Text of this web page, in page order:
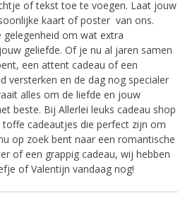
of tekst toe te voegen. Laat jouw
kaart of poster van ons.
gelegenheid om wat extra
geliefde. Of je nu al jaren samen
een attent cadeau of een
versterken en de dag nog specialer
alles om de liefde en jouw
beste. Bij Allerlei leuks cadeau shop
toffe cadeautjes die perfect zijn om
op zoek bent naar een romantische
of een grappig cadeau, wij hebben
of Valentijn vandaag nog!